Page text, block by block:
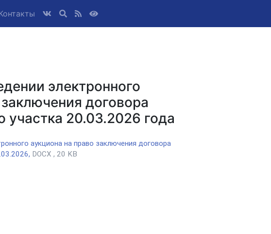
электронного
договора
участка 20.03.2026 года
аукциона на право заключения договора
DOCX , 20 KB